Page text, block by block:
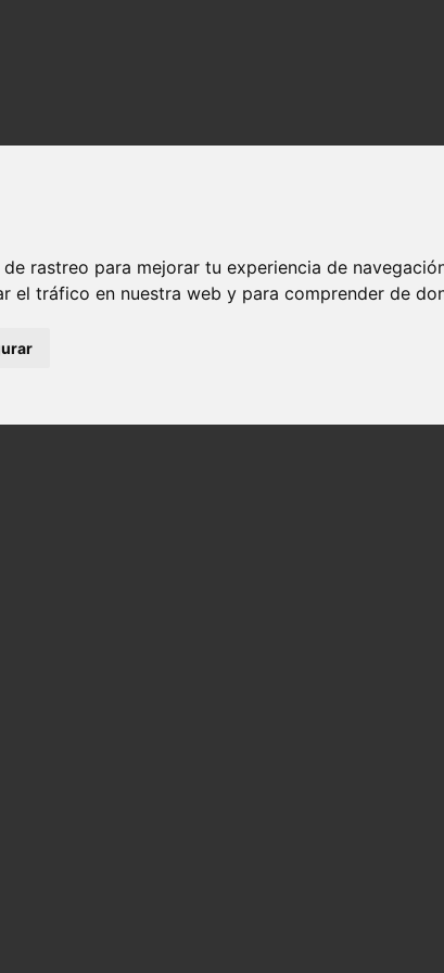
rastreo para mejorar tu experiencia de
el tráfico en nuestra web y para comprender de